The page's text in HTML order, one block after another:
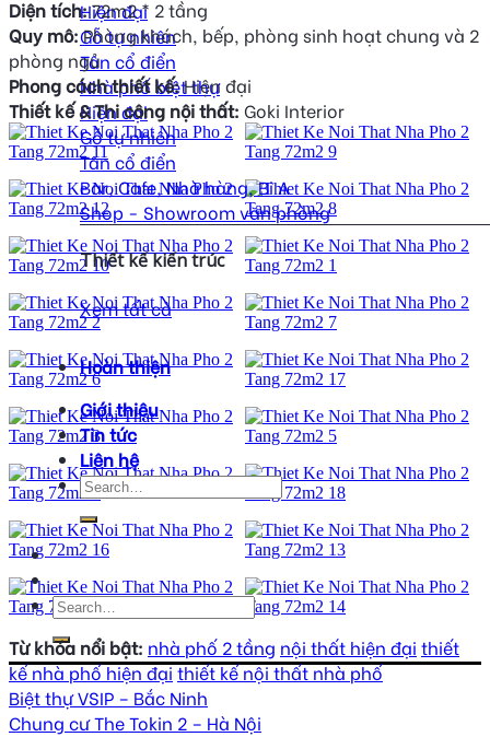
Hiện đại
Gỗ tự nhiên
Tân cổ điển
Nhà phố biệt thự
Hiện đại
Gỗ tự nhiên
Tân cổ điển
Bar, Cafe, Nhà hàng, Bi A
Shop - Showroom văn phòng
Thiết kế kiến trúc
Xem tất cả
Hoàn thiện
Giới thiệu
Tin tức
Liên hệ
Diện tích:72m2 * 2 tầng
Quy mô:Phòng khách, bếp, phòng sinh hoạt chung và 2
phòng ngủ
Phong cách thiết kế:Hiện đại
Thiết kế & Thi công nội thất: Goki Interior
Từ khóa nổi bật: nhà phố 2 tầng nội thất hiện đại thiết
kế nhà phố hiện đạithiết kế nội thất nhà phố
Biệt thự VSIP – Bắc Ninh
Chung cư The Tokin 2 – Hà Nội